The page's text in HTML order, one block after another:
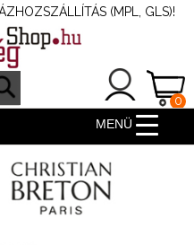
(MPL, GLS)!
0
MENÜ